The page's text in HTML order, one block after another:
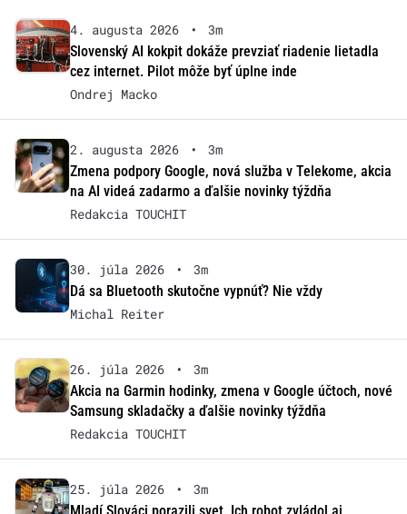
4. augusta 2026 •
3m
Slovenský AI kokpit dokáže prevziať riadenie lietadla
cez internet. Pilot môže byť úplne inde
Ondrej Macko
2. augusta 2026 •
3m
Zmena podpory Google, nová služba v Telekome, akcia
na AI videá zadarmo a ďalšie novinky týždňa
Redakcia TOUCHIT
30. júla 2026 •
3m
Dá sa Bluetooth skutočne vypnúť? Nie vždy
Michal Reiter
26. júla 2026 •
3m
Akcia na Garmin hodinky, zmena v Google účtoch, nové
Samsung skladačky a ďalšie novinky týždňa
Redakcia TOUCHIT
25. júla 2026 •
3m